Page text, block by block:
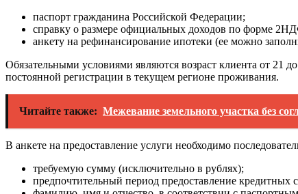
паспорт гражданина Российской Федерации;
справку о размере официальных доходов по форме
анкету на рефинансирование ипотеки (ее можно
Обязательными условиями являются возраст клиента от 21
постоянной регистрации в текущем регионе проживания.
Читайте также: Межевание земельного участка без
В анкете на предоставление услуги необходимо
требуемую сумму (исключительно в рублях);
предпочтительный период предоставление кредитных